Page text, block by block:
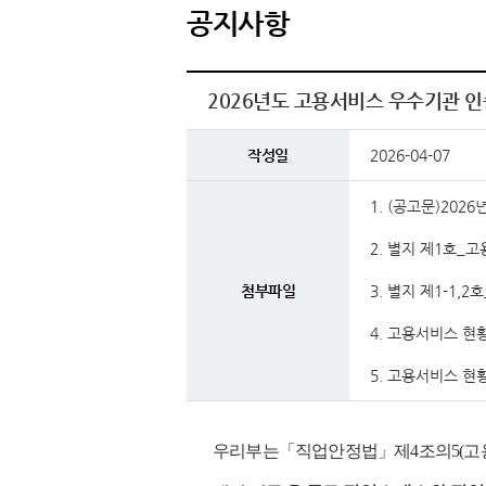
공지사항
2026년도 고용서비스 우수기관
작성일 2026-04-07
첨부파일
1. (공고문)2026
2. 별지 제1호_고
3. 별지 제1-1,2
4. 고용서비스 현
5. 고용서비스 현
우리부는「 직업안정법 」제4조의 5(고